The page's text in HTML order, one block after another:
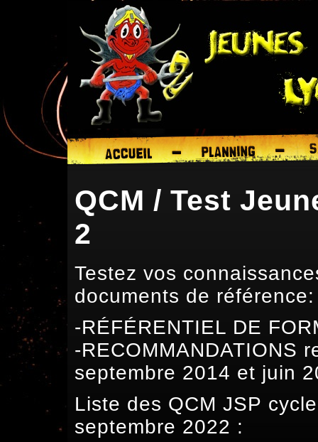
QCM / Test
2
Testez vos
documents de référence:
-RÉFÉRENTIEL DE
-RECOMMANDATIONS
septembre 2014 et juin
Liste des QCM JSP
septembre 2022 :